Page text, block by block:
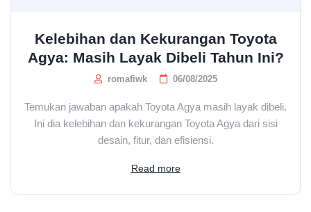
Kelebihan dan Kekurangan Toyota
Agya: Masih Layak Dibeli Tahun Ini?
romafiwk 06/08/2025
Temukan jawaban apakah Toyota Agya masih layak dibeli.
Ini dia kelebihan dan kekurangan Toyota Agya dari sisi
desain, fitur, dan efisiensi.
Read more